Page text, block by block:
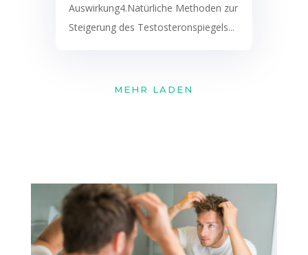
Auswirkung4.Natürliche Methoden zur
Steigerung des Testosteronspiegels...
MEHR LADEN